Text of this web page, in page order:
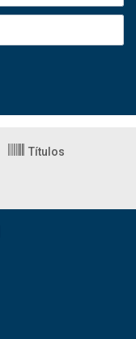
Títulos